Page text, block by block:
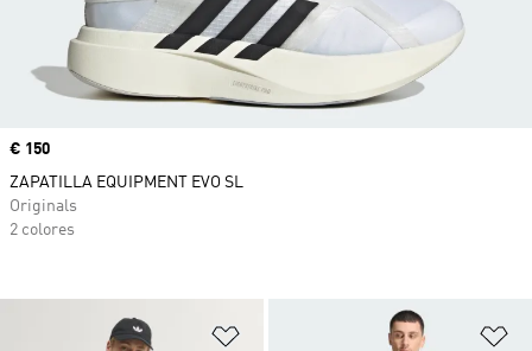
Añadir a la lista de deseos
Precio
€ 150
ZAPATILLA EQUIPMENT EVO SL
Originals
2 colores